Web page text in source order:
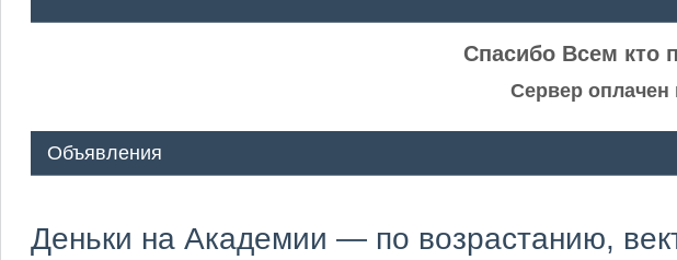
Спасибо Всем кто
Сервер оплачен
Объявления
Деньки на Академии — по возрастанию,